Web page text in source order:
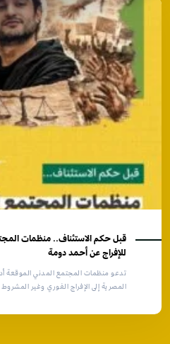
قبل حكم الاستئناف.. منظمات
للإفراج عن أحمد دومة
تدعو منظمات المجتمع المدني الموقعة
المصرية إلى الإفراج الفوري وغير